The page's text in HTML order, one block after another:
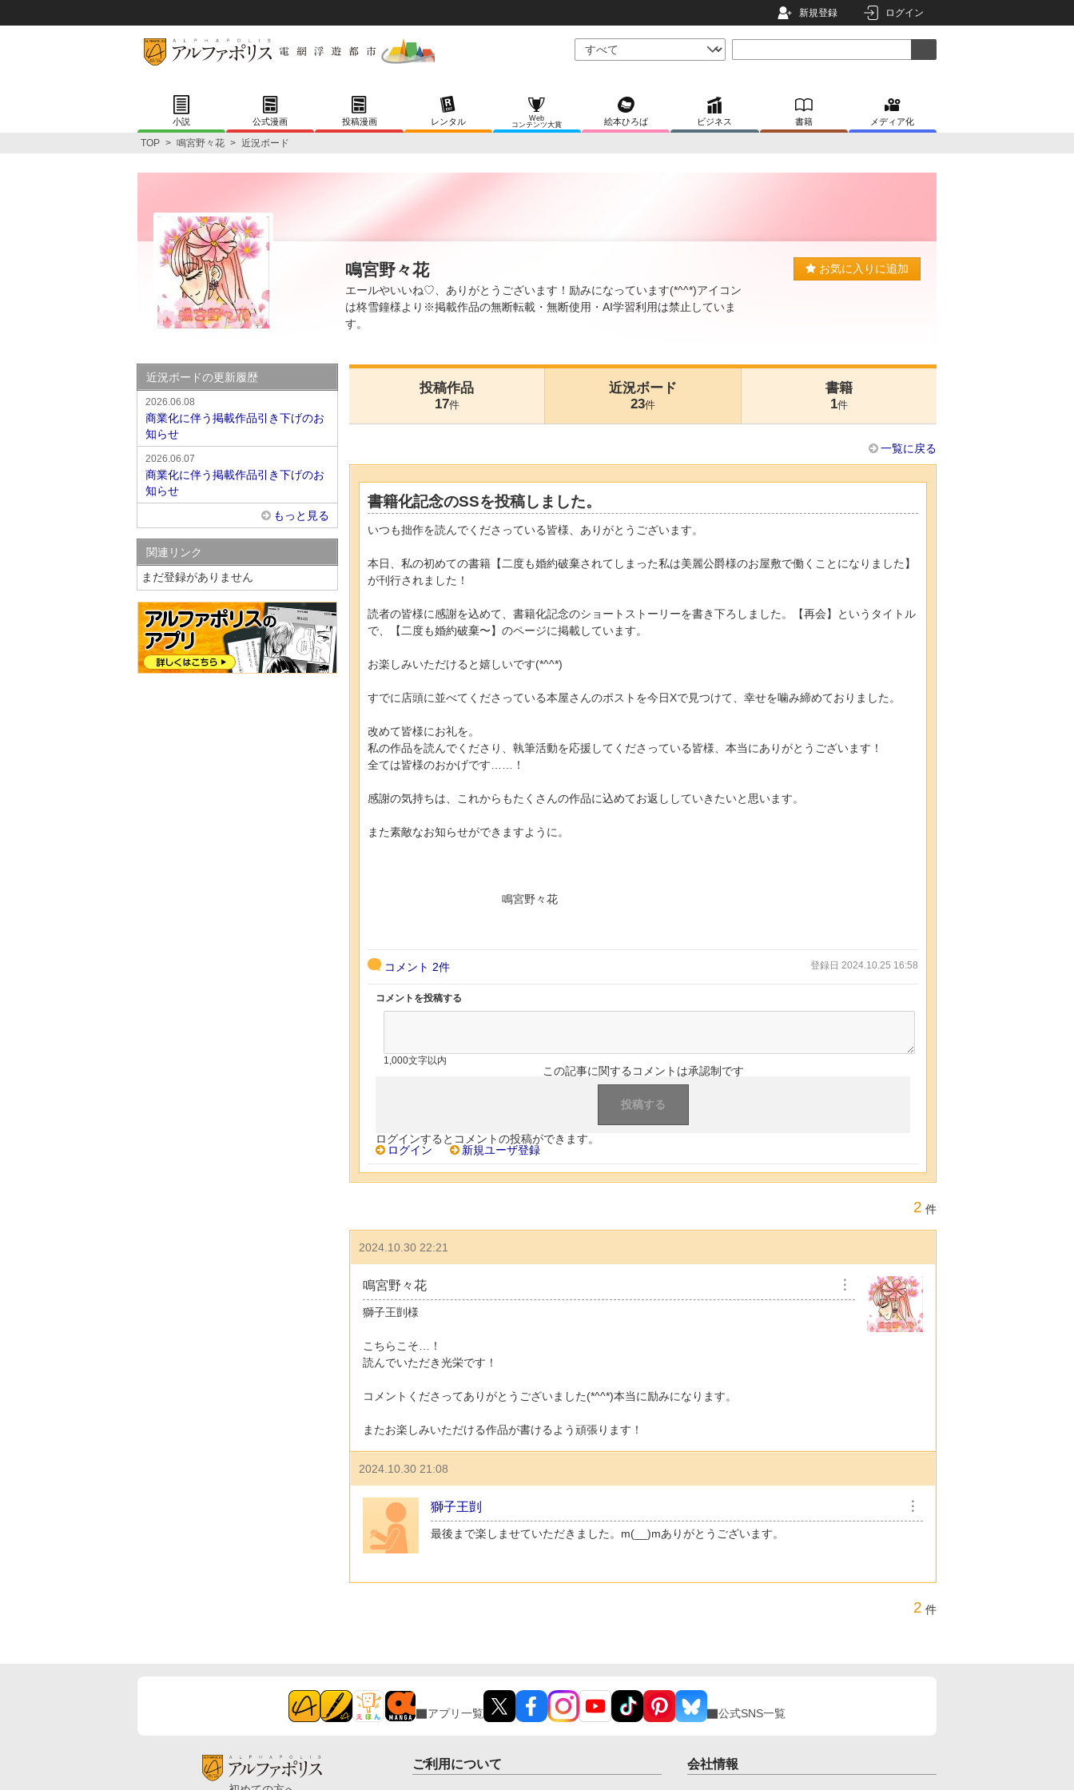
新規登録 ログイン
小説 公式漫画 投稿漫画 レンタル
Web
コンテンツ大賞
絵本ひろば ビジネス 書籍 メディア化
TOP > 鳴宮野々花 > 近況ボード
鳴宮野々花
エールやいいね♡、ありがとうございます！励みになっています(*^^*)アイコン
は柊雪鐘様より※掲載作品の無断転載・無断使用・AI学習利用は禁止していま
す。
お気に入りに追加
投稿作品
17件
近況ボード
23件
書籍
1件
一覧に戻る
書籍化記念のSSを投稿しました。
いつも拙作を読んでくださっている皆様、ありがとうございます。
本日、私の初めての書籍【二度も婚約破棄されてしまった私は美麗公爵様のお屋敷で働くことになりました】
が刊行されました！
読者の皆様に感謝を込めて、書籍化記念のショートストーリーを書き下ろしました。【再会】というタイトル
で、【二度も婚約破棄〜】のページに掲載しています。
お楽しみいただけると嬉しいです(*^^*)
すでに店頭に並べてくださっている本屋さんのポストを今日Xで見つけて、幸せを噛み締めておりました。
改めて皆様にお礼を。
私の作品を読んでくださり、執筆活動を応援してくださっている皆様、本当にありがとうございます！
全ては皆様のおかげです……！
感謝の気持ちは、これからもたくさんの作品に込めてお返ししていきたいと思います。
また素敵なお知らせができますように。
鳴宮野々花
コメント 2件 登録日 2024.10.25 16:58
コメントを投稿する
1,000文字以内
この記事に関するコメントは承認制です
ログインするとコメントの投稿ができます。
ログイン
新規ユーザ登録
2 件
2024.10.30 22:21
鳴宮野々花 ︙
獅子王剴様
こちらこそ…！
読んでいただき光栄です！
コメントくださってありがとうございました(*^^*)本当に励みになります。
またお楽しみいただける作品が書けるよう頑張ります！
2024.10.30 21:08
獅子王剴 ︙
最後まで楽しませていただきました。m(__)mありがとうございます。
2 件
近況ボードの更新履歴
2026.06.08
商業化に伴う掲載作品引き下げのお
知らせ
2026.06.07
商業化に伴う掲載作品引き下げのお
知らせ
もっと見る
関連リンク
まだ登録がありません
アプリ一覧 公式SNS一覧
ご利用について 会社情報